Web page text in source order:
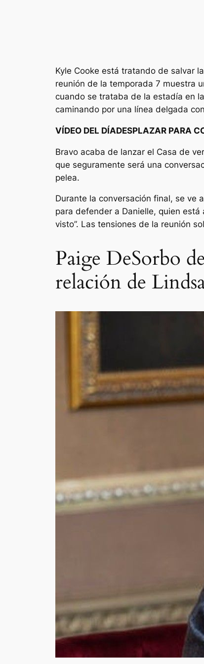
Kyle Cooke está tratando de salvar
reunión de la temporada 7 muestra
cuando se trataba de la estadía en
caminando por una línea delgada
VÍDEO DEL DÍADESPLAZAR PARA
Bravo acaba de lanzar el Casa de
que seguramente será una
pelea.
Durante la conversación final, se ve
para defender a Danielle, quien
visto”. Las tensiones de la reunión
Paige DeSorbo
relación de